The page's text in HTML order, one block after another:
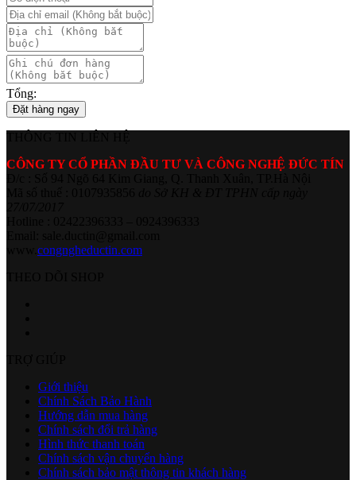
Tổng:
Đặt hàng ngay
CÔNG TY CỔ PHẦN ĐẦU TƯ VÀ CÔNG NGHỆ ĐỨC TÍN
congngheductin.com
Giới thiệu
Chính Sách Bảo Hành
Hướng dẫn mua hàng
Chính sách đổi trả hàng
Hình thức thanh toán
Chính sách vận chuyển hàng
Chính sách bảo mật thông tin khách hàng